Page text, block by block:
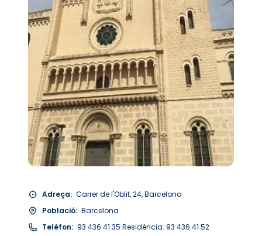
Adreça: Carrer de l'Oblit, 24, Barcelona
Població: Barcelona
Telèfon: 93 436 41 35 Residència: 93 436 41 52